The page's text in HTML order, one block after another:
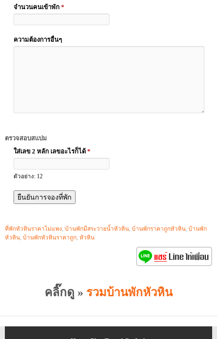
จำนวนคนเข้าพัก *
ความต้องการอื่นๆ
ตรวจสอบสแปม
ใส่เลข 2 หลัก เลขอะไรก็ได้ *
ตัวอย่าง: 12
ที่พักหัวหินราคาไม่แพง, บ้านพักมีสระว่ายน้ำหัวหิน, บ้านพักราคาถูกหัวหิน, บ้านพัก
หัวหิน, บ้านพักหัวหินราคาถูก, หัวหิน
คลิ๊กดู » รวมบ้านพักหัวหิน